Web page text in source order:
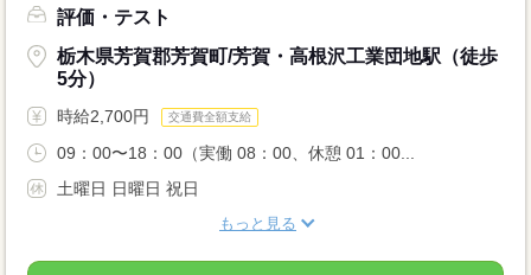
評価・テスト
栃木県芳賀郡芳賀町/芳賀・高根沢工業団地駅（徒歩
5分）
時給2,700円 交通費全額支給
09：00〜18：00（実働 08：00、休憩 01：00...
土曜日 日曜日 祝日
もっと見る